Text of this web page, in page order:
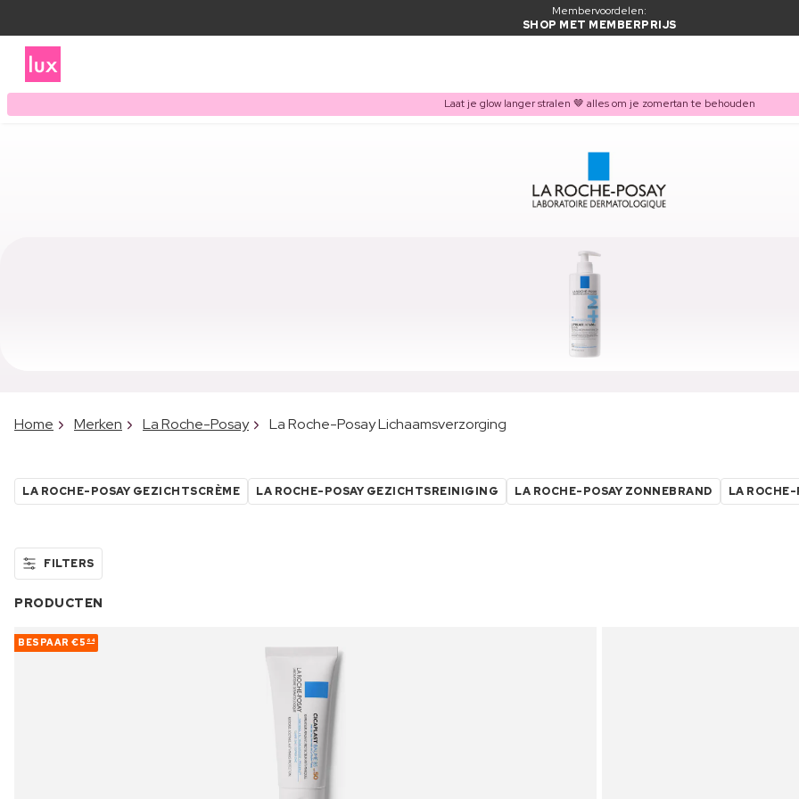
Membervoordelen:
SHOP MET MEMBERPRIJS
Laat je glow langer stralen 🤎 alles om je zomertan te behouden
Home Merken La Roche-Posay La Roche-Posay Lichaamsverzorging
LA ROCHE-POSAY GEZICHTSCRÈME LA ROCHE-POSAY GEZICHTSREINIGING LA ROCHE-POSAY ZONNEBRAND LA ROCHE-
FILTERS
PRODUCTEN
BESPAAR €5 64